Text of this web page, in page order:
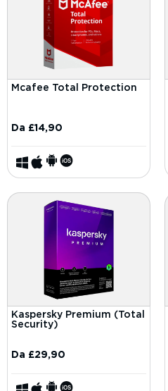
Mcafee Total Protection
Da £14,90
Kaspersky Premium (Total
Security)
Da £29,90